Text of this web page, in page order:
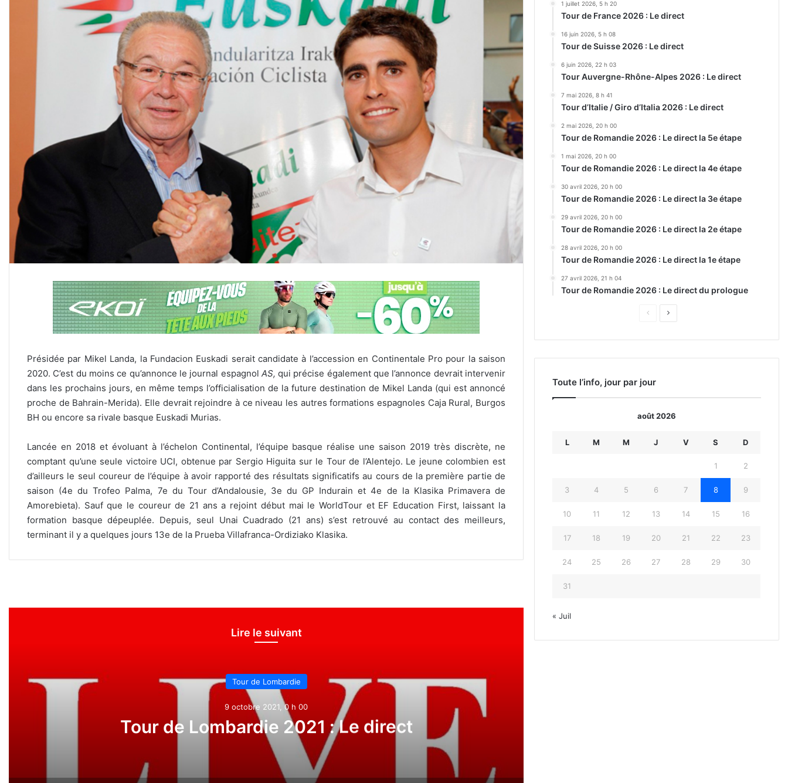
Présidée par Mikel Landa, la Fundacion Euskadi serait candidate à l’accession en Continentale Pro pour la saison
2020. C’est du moins ce qu’annonce le journal espagnol AS,qui précise également que l’annonce devrait intervenir
dans les prochains jours, en même temps l’officialisation de la future destination de Mikel Landa (qui est annoncé
proche de Bahrain-Merida). Elle devrait rejoindre à ce niveau les autres formations espagnoles Caja Rural, Burgos
BH ou encore sa rivale basque Euskadi Murias.
Lancée en 2018 et évoluant à l’échelon Continental, l’équipe basque réalise une saison 2019 très discrète, ne
comptant qu’une seule victoire UCI, obtenue par Sergio Higuita sur le Tour de l’Alentejo. Le jeune colombien est
d’ailleurs le seul coureur de l’équipe à avoir rapporté des résultats significatifs au cours de la première partie de
saison (4e du Trofeo Palma, 7e du Tour d’Andalousie, 3e du GP Indurain et 4e de la Klasika Primavera de
Amorebieta). Sauf que le coureur de 21 ans a rejoint début mai le WorldTour et EF Education First, laissant la
formation basque dépeuplée. Depuis, seul Unai Cuadrado (21 ans) s’est retrouvé au contact des meilleurs,
terminant il y a quelques jours 13e de la Prueba Villafranca-Ordiziako Klasika.
Lire le suivant
Tour de Lombardie
9 octobre 2021, 0 h 00
Tour de Lombardie 2021 : Le direct
1 juillet 2026, 5 h 20
Tour de France 2026 : Le direct
16 juin 2026, 5 h 08
Tour de Suisse 2026 : Le direct
6 juin 2026, 22 h 03
Tour Auvergne-Rhône-Alpes 2026 : Le direct
7 mai 2026, 8 h 41
Tour d’Italie / Giro d’Italia 2026 : Le direct
2 mai 2026, 20 h 00
Tour de Romandie 2026 : Le direct la 5e étape
1 mai 2026, 20 h 00
Tour de Romandie 2026 : Le direct la 4e étape
30 avril 2026, 20 h 00
Tour de Romandie 2026 : Le direct la 3e étape
29 avril 2026, 20 h 00
Tour de Romandie 2026 : Le direct la 2e étape
28 avril 2026, 20 h 00
Tour de Romandie 2026 : Le direct la 1e étape
27 avril 2026, 21 h 04
Tour de Romandie 2026 : Le direct du prologue
Page
Page
Toute l’info, jour par jour
août 2026
L M M J V S D
1 2
3 4 5 6 7 8 9
10 11 12 13 14 15 16
17 18 19 20 21 22 23
24 25 26 27 28 29 30
31
« Juil